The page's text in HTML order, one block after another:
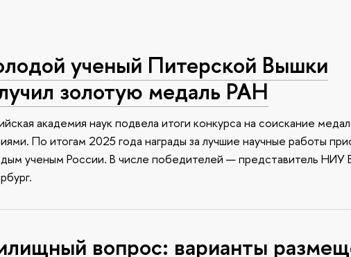
ученый Питерской Вышки
золотую медаль РАН
академия наук подвела итоги конкурса на соискание
По итогам 2025 года награды за лучшие научные работы
ученым России. В числе победителей — представитель
вопрос: варианты